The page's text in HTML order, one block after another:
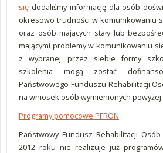
się dodaliśmy informację dla osób
okresowo trudności w komunikowaniu
oraz osób mających stały lub
mającymi problemy w komunikowaniu
z wybranej przez siebie formy
szkolenia mogą zostać
Państwowego Funduszu Rehabilitacji
na wniosek osób wymienionych powyżej.
Programy pomocowe PFRON
Państwowy Fundusz Rehabilitacji
2012 roku nie realizuje już